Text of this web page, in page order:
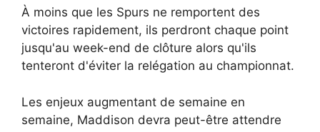
À moins que les Spurs ne remportent des
victoires rapidement, ils perdront chaque point
jusqu'au week-end de clôture alors qu'ils
tenteront d'éviter la relégation au championnat.
Les enjeux augmentant de semaine en
semaine, Maddison devra peut-être attendre